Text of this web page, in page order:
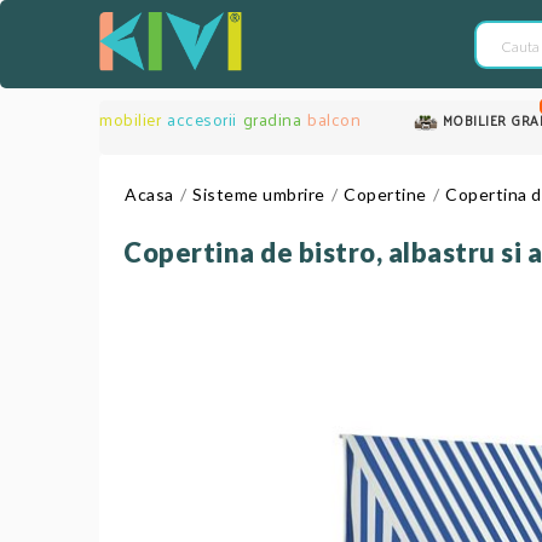
mobilier accesorii gradina balcon MOBILIER
Acasa Sisteme umbrire Copertine Copertina
Copertina de bistro, albastru si